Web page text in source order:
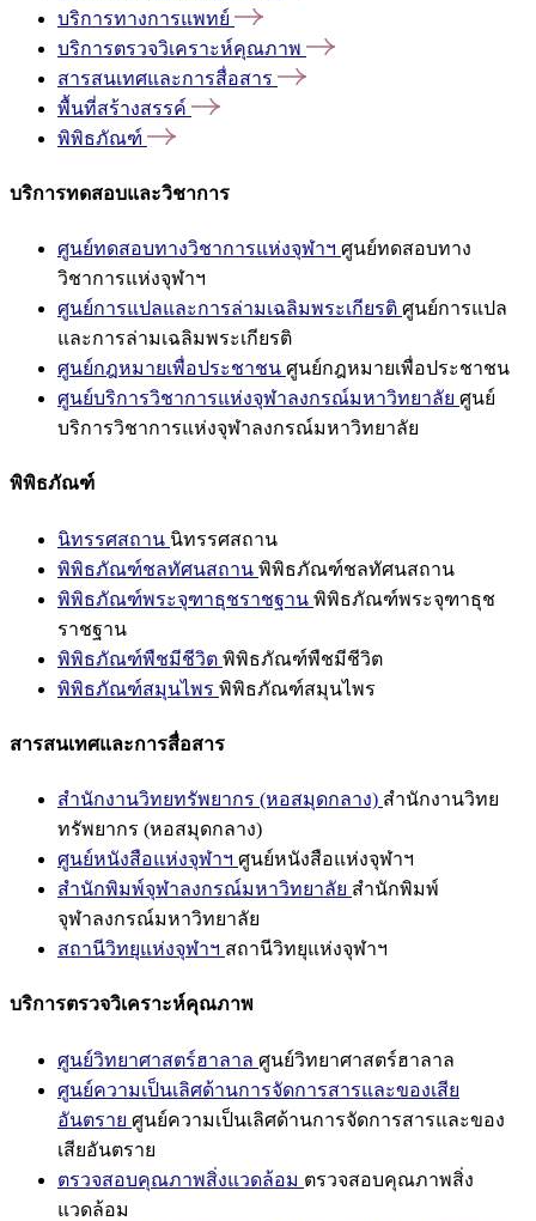
บริการทางการแพทย์
บริการตรวจวิเคราะห์คุณภาพ
สารสนเทศและการสื่อสาร
พื้นที่สร้างสรรค์
พิพิธภัณฑ์
บริการทดสอบและวิชาการ
ศูนย์ทดสอบทางวิชาการแห่งจุฬาฯ ศูนย์ทดสอบทาง
วิชาการแห่งจุฬาฯ
ศูนย์การแปลและการล่ามเฉลิมพระเกียรติ ศูนย์การแปล
และการล่ามเฉลิมพระเกียรติ
ศูนย์กฎหมายเพื่อประชาชน ศูนย์กฎหมายเพื่อประชาชน
ศูนย์บริการวิชาการแห่งจุฬาลงกรณ์มหาวิทยาลัย ศูนย์
บริการวิชาการแห่งจุฬาลงกรณ์มหาวิทยาลัย
พิพิธภัณฑ์
นิทรรศสถาน นิทรรศสถาน
พิพิธภัณฑ์ชลทัศนสถาน พิพิธภัณฑ์ชลทัศนสถาน
พิพิธภัณฑ์พระจุฑาธุชราชฐาน พิพิธภัณฑ์พระจุฑาธุช
ราชฐาน
พิพิธภัณฑ์พืชมีชีวิต พิพิธภัณฑ์พืชมีชีวิต
พิพิธภัณฑ์สมุนไพร พิพิธภัณฑ์สมุนไพร
สารสนเทศและการสื่อสาร
สำนักงานวิทยทรัพยากร (หอสมุดกลาง) สำนักงานวิทย
ทรัพยากร (หอสมุดกลาง)
ศูนย์หนังสือแห่งจุฬาฯ ศูนย์หนังสือแห่งจุฬาฯ
สำนักพิมพ์จุฬาลงกรณ์มหาวิทยาลัย สำนักพิมพ์
จุฬาลงกรณ์มหาวิทยาลัย
สถานีวิทยุแห่งจุฬาฯ สถานีวิทยุแห่งจุฬาฯ
บริการตรวจวิเคราะห์คุณภาพ
ศูนย์วิทยาศาสตร์ฮาลาล ศูนย์วิทยาศาสตร์ฮาลาล
ศูนย์ความเป็นเลิศด้านการจัดการสารและของเสีย
อันตราย ศูนย์ความเป็นเลิศด้านการจัดการสารและของ
เสียอันตราย
ตรวจสอบคุณภาพสิ่งแวดล้อม ตรวจสอบคุณภาพสิ่ง
แวดล้อม